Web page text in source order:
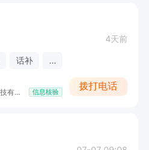
4天前
话补 ...
秦皇岛四顺环保节能科技有限公司
信息核验
拨打电话